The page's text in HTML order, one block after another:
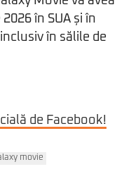
în SUA și în
în sălile de
de Facebook!
movie